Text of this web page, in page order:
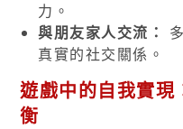
力。
與朋友家人交流：
真實的社交關係。
遊戲中的自我實現
衡